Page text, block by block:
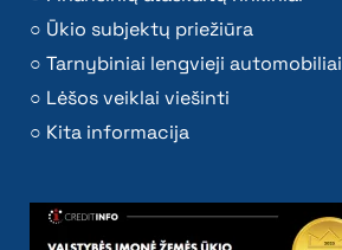
Ūkio subjektų priežiūra
Tarnybiniai lengvieji automobiliai
Lėšos veiklai viešinti
Kita informacija